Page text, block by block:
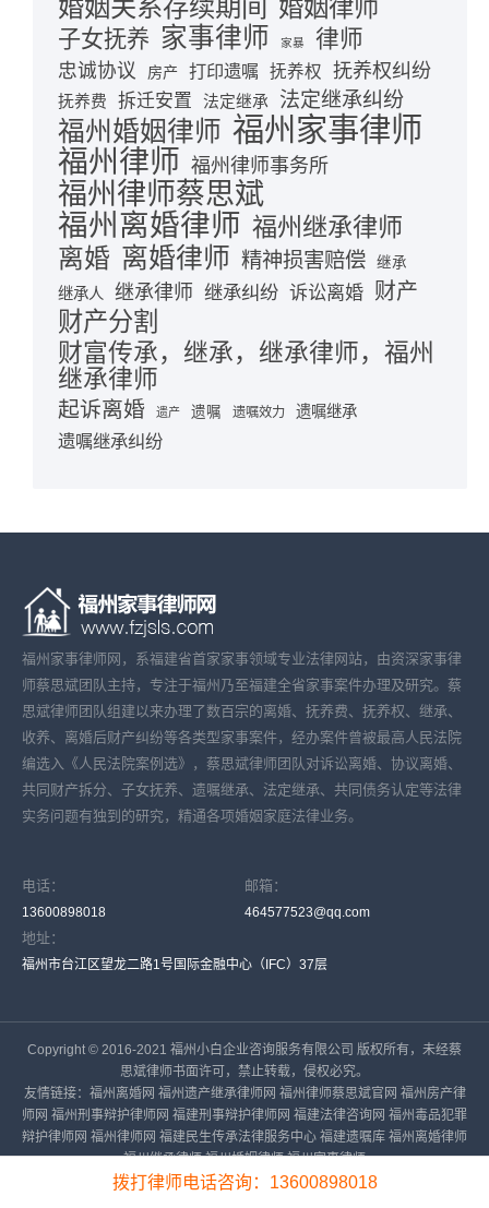
婚姻关系存续期间 婚姻律师
子女抚养 家事律师 家暴 律师
忠诚协议 房产 打印遗嘱 抚养权 抚养权纠纷
抚养费 拆迁安置 法定继承 法定继承纠纷
福州婚姻律师 福州家事律师
福州律师 福州律师事务所
福州律师蔡思斌
福州离婚律师 福州继承律师
离婚 离婚律师 精神损害赔偿 继承
继承人 继承律师 继承纠纷 诉讼离婚 财产
财产分割
财富传承，继承，继承律师，福州
继承律师
起诉离婚 遗产 遗嘱 遗嘱效力 遗嘱继承
遗嘱继承纠纷
福州家事律师网，系福建省首家家事领域专业法律网站，由资深家事律
师蔡思斌团队主持，专注于福州乃至福建全省家事案件办理及研究。蔡
思斌律师团队组建以来办理了数百宗的离婚、抚养费、抚养权、继承、
收养、离婚后财产纠纷等各类型家事案件，经办案件曾被最高人民法院
编选入《人民法院案例选》，蔡思斌律师团队对诉讼离婚、协议离婚、
共同财产拆分、子女抚养、遗嘱继承、法定继承、共同债务认定等法律
实务问题有独到的研究，精通各项婚姻家庭法律业务。
电话：
13600898018
邮箱：
464577523@qq.com
地址：
福州市台江区望龙二路1号国际金融中心（IFC）37层
Copyright © 2016-2021 福州小白企业咨询服务有限公司 版权所有，未经蔡
思斌律师书面许可，禁止转载，侵权必究。
友情链接： 福州离婚网 福州遗产继承律师网 福州律师蔡思斌官网 福州房产律
师网 福州刑事辩护律师网 福建刑事辩护律师网 福建法律咨询网 福州毒品犯罪
辩护律师网 福州律师网 福建民生传承法律服务中心 福建遗嘱库 福州离婚律师
福州继承律师 福州婚姻律师 福州家事律师
备案号：闽ICP备16023919号-1
拨打律师电话咨询：13600898018